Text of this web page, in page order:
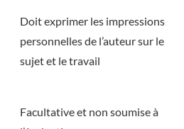
Doit exprimer les impressions
personnelles de l’auteur sur le
sujet et le travail
Facultative et non soumise à